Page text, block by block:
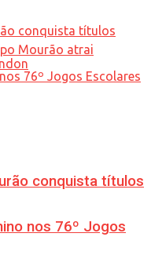
conquista títulos
nos 76º Jogos